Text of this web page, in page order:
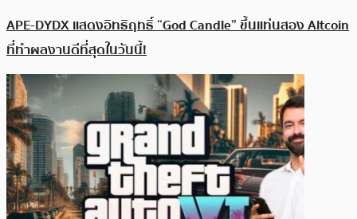
APE-DYDX แสดงอิทธิฤทธิ์ “God Candle” ขึ้นแท่นสอง Altcoin
ที่ทำผลงานดีที่สุดในวันนี้!